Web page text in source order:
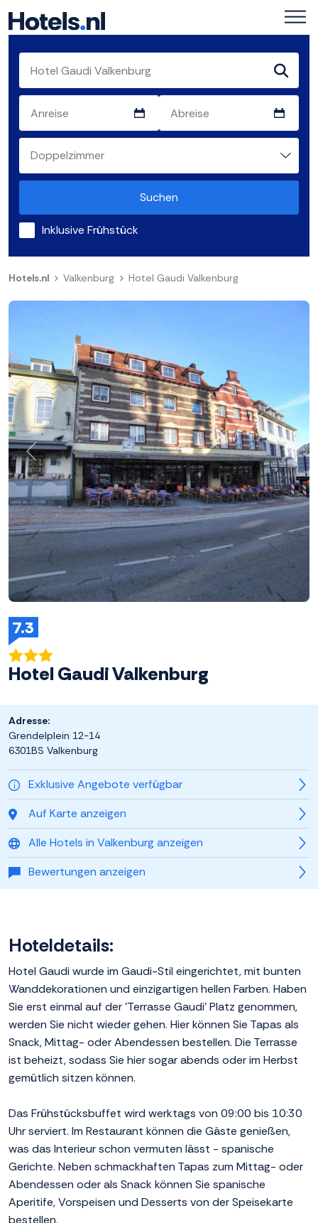
Suchen
Inklusive Frühstück
Hotels.nl Valkenburg Hotel Gaudi Valkenburg
Zurück
7.3
Hotel Gaudi Valkenburg
Exklusive Angebote verfügbar
Auf Karte anzeigen
Alle Hotels in Valkenburg anzeigen
Bewertungen anzeigen
Adresse:
Grendelplein 12-14
6301BS Valkenburg
Hoteldetails:
Hotel Gaudi wurde im Gaudi-Stil eingerichtet, mit bunten
Wanddekorationen und einzigartigen hellen Farben. Haben
Sie erst einmal auf der 'Terrasse Gaudi' Platz genommen,
werden Sie nicht wieder gehen. Hier können Sie Tapas als
Snack, Mittag- oder Abendessen bestellen. Die Terrasse
ist beheizt, sodass Sie hier sogar abends oder im Herbst
gemütlich sitzen können.
Das Frühstücksbuffet wird werktags von 09:00 bis 10:30
Uhr serviert. Im Restaurant können die Gäste genießen,
was das Interieur schon vermuten lässt - spanische
Gerichte. Neben schmackhaften Tapas zum Mittag- oder
Abendessen oder als Snack können Sie spanische
Aperitife, Vorspeisen und Desserts von der Speisekarte